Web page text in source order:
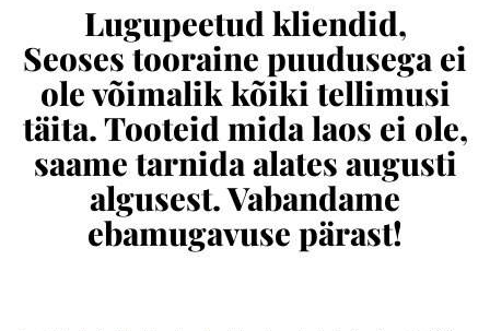
Lugupeetud kliendid,
Seoses tooraine puudusega ei
ole võimalik kõiki tellimusi
täita. Tooteid mida laos ei ole,
saame tarnida alates augusti
algusest. Vabandame
ebamugavuse pärast!